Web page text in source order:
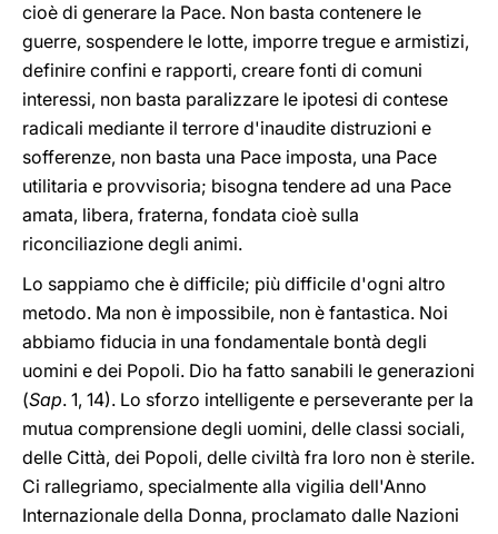
cioè di generare la Pace. Non basta contenere le
guerre, sospendere le lotte, imporre tregue e armistizi,
definire confini e rapporti, creare fonti di comuni
interessi, non basta paralizzare le ipotesi di contese
radicali mediante il terrore d'inaudite distruzioni e
sofferenze, non basta una Pace imposta, una Pace
utilitaria e provvisoria; bisogna tendere ad una Pace
amata, libera, fraterna, fondata cioè sulla
riconciliazione degli animi.
Lo sappiamo che è difficile; più difficile d'ogni altro
metodo. Ma non è impossibile, non è fantastica. Noi
abbiamo fiducia in una fondamentale bontà degli
uomini e dei Popoli. Dio ha fatto sanabili le generazioni
(Sap. 1, 14). Lo sforzo intelligente e perseverante per la
mutua comprensione degli uomini, delle classi sociali,
delle Città, dei Popoli, delle civiltà fra loro non è sterile.
Ci rallegriamo, specialmente alla vigilia dell'Anno
Internazionale della Donna, proclamato dalle Nazioni